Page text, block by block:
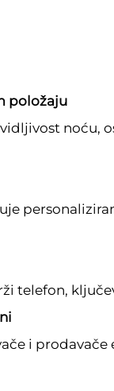
položaju
noću,
telefon,
i